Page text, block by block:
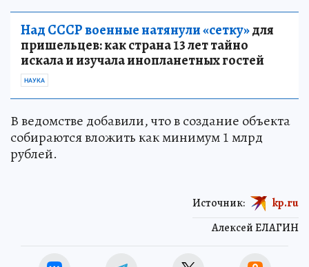
Над СССР военные натянули «сетку»для
пришельцев: как страна 13 лет тайно
искала и изучала инопланетных гостей
НАУКА
В ведомстве добавили, что в создание объекта
собираются вложить как минимум 1 млрд
рублей.
Алексей ЕЛАГИН
Источник: kp.ru